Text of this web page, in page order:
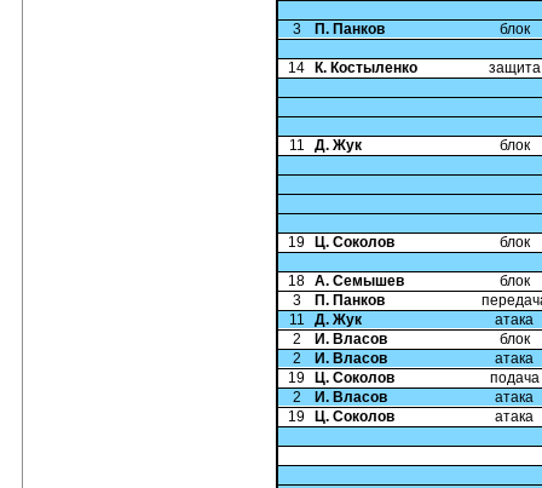
3 П. Панков блок
14 К. Костыленко защита
11 Д. Жук блок
19 Ц. Соколов блок
18 А. Семышев
блок
3
П. Панков
11
Д. Жук
атака
2
И. Власов
блок
2
И. Власов
атака
19
Ц. Соколов
подача
2
И. Власов
атака
19
Ц. Соколов атака